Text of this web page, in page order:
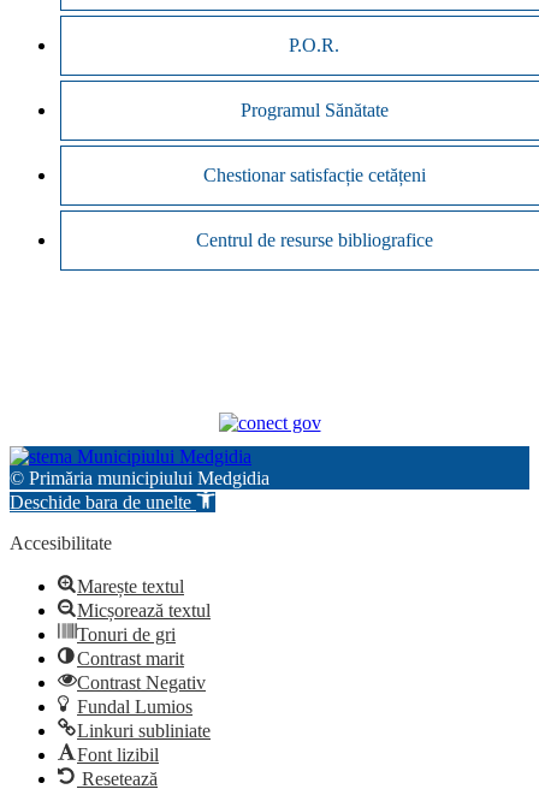
P.O.R.
Programul Sănătate
Chestionar satisfacție cetățeni
Centrul de resurse bibliografice
© Primăria municipiului Medgidia
Deschide bara de unelte
Accesibilitate
Marește textul
Micșorează textul
Tonuri de gri
Contrast marit
Contrast Negativ
Fundal Lumios
Linkuri subliniate
Font lizibil
Resetează